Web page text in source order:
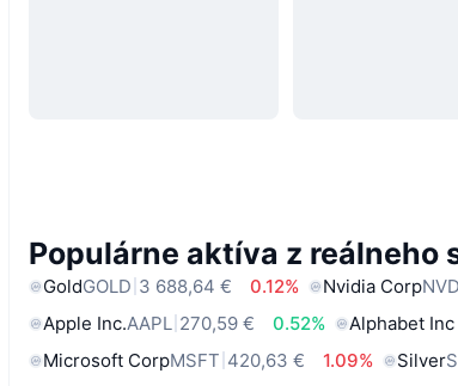
Populárne aktíva z reálneho
GoldGOLD 3 688,64 € 0.12% Nvidia Corp
Apple Inc.AAPL 270,59 € 0.52% Alphabet
Microsoft CorpMSFT 420,63 € 1.09% Silver